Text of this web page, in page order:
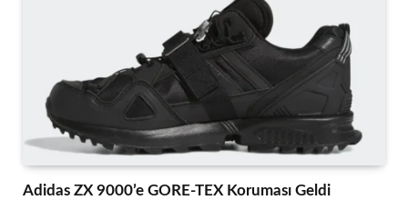
Adidas ZX 9000’e GORE-TEX Koruması Geldi